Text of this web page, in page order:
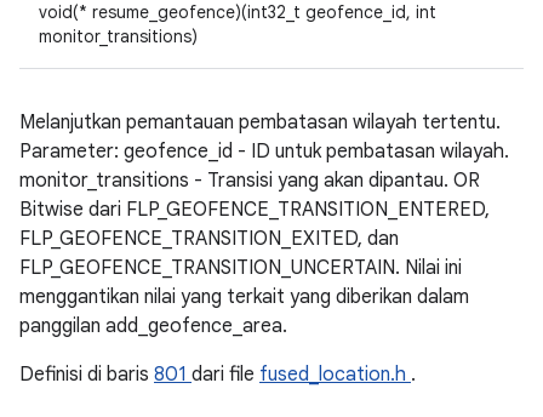
void(* resume_geofence)(int32_t geofence_id, int
monitor_transitions)
Melanjutkan pemantauan pembatasan wilayah tertentu.
Parameter: geofence_id - ID untuk pembatasan wilayah.
monitor_transitions - Transisi yang akan dipantau. OR
Bitwise dari FLP_GEOFENCE_TRANSITION_ENTERED,
FLP_GEOFENCE_TRANSITION_EXITED, dan
FLP_GEOFENCE_TRANSITION_UNCERTAIN. Nilai ini
menggantikan nilai yang terkait yang diberikan dalam
panggilan add_geofence_area.
Definisi di baris 801 dari file fused_location.h .